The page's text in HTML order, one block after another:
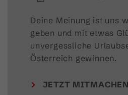
Deine Meinung ist uns
geben und mit etwas
unvergessliche
Österreich gewinnen.
JETZT MITMACHEN